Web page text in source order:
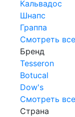
Кальвадос
Шнапс
Граппа
Смотреть все
Бренд
Tesseron
Botucal
Dow's
Смотреть все
Страна